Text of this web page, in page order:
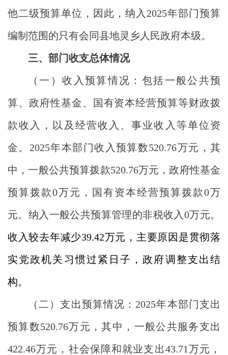
他二级预算单位，因此，纳入2025年部门预算
编制范围的只有会同县地灵乡人民政府本级。
三、部门收支总体情况
（一）收入预算情况：包括一般公共预
算、政府性基金、国有资本经营预算等财政拨
款收入，以及经营收入、事业收入等单位资
金。2025年本部门收入预算数520.76万元，其
中，一般公共预算拨款520.76万元，政府性基金
预算拨款0万元，国有资本经营预算拨款0万
元。纳入一般公共预算管理的非税收入0万元。
收入较去年减少39.42万元，主要原因是贯彻落
实党政机关习惯过紧日子，政府调整支出结
构。
（二）支出预算情况：2025年本部门支出
预算数520.76万元，其中，一般公共服务支出
422.46万元，社会保障和就业支出43.71万元，